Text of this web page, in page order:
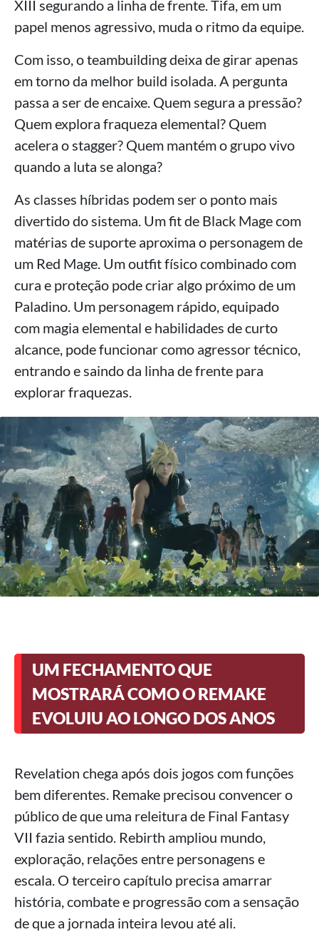
XIII segurando a linha de frente. Tifa, em um
papel menos agressivo, muda o ritmo da equipe.
Com isso, o teambuilding deixa de girar apenas
em torno da melhor build isolada. A pergunta
passa a ser de encaixe. Quem segura a pressão?
Quem explora fraqueza elemental? Quem
acelera o stagger? Quem mantém o grupo vivo
quando a luta se alonga?
As classes híbridas podem ser o ponto mais
divertido do sistema. Um fit de Black Mage com
matérias de suporte aproxima o personagem de
um Red Mage. Um outfit físico combinado com
cura e proteção pode criar algo próximo de um
Paladino. Um personagem rápido, equipado
com magia elemental e habilidades de curto
alcance, pode funcionar como agressor técnico,
entrando e saindo da linha de frente para
explorar fraquezas.
UM FECHAMENTO QUE
MOSTRARÁ COMO O REMAKE
EVOLUIU AO LONGO DOS ANOS
Revelation chega após dois jogos com funções
bem diferentes. Remake precisou convencer o
público de que uma releitura de Final Fantasy
VII fazia sentido. Rebirth ampliou mundo,
exploração, relações entre personagens e
escala. O terceiro capítulo precisa amarrar
história, combate e progressão com a sensação
de que a jornada inteira levou até ali.